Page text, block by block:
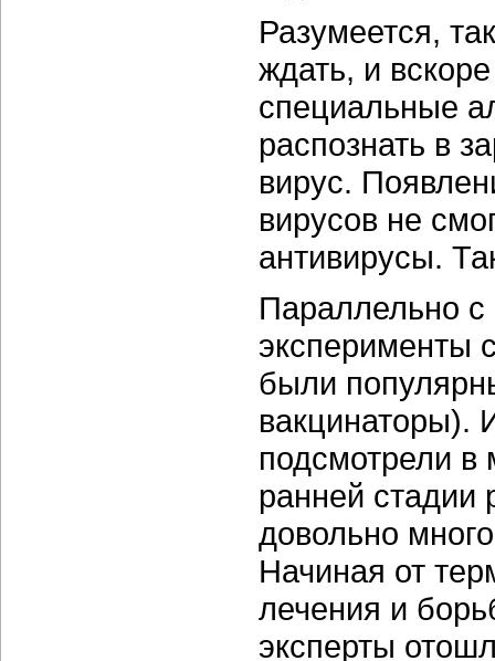
Разумеется,
ждать, и
специальные
распознать в
вирус.
вирусов не
антивирусы.
Параллельно с
эксперименты
были
вакцинаторы).
подсмотрели в
ранней стадии
довольно
Начиная от
лечения и
эксперты